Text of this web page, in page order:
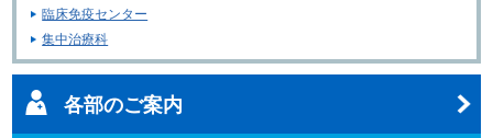
臨床免疫センター
集中治療科
各部のご案内